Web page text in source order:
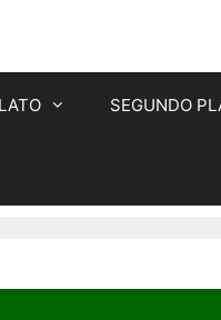
SEGUNDO